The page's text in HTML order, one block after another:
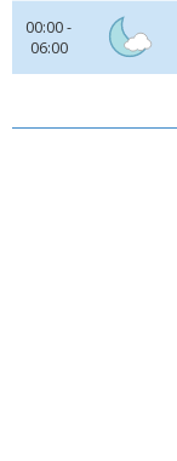
00:00 -
06:00